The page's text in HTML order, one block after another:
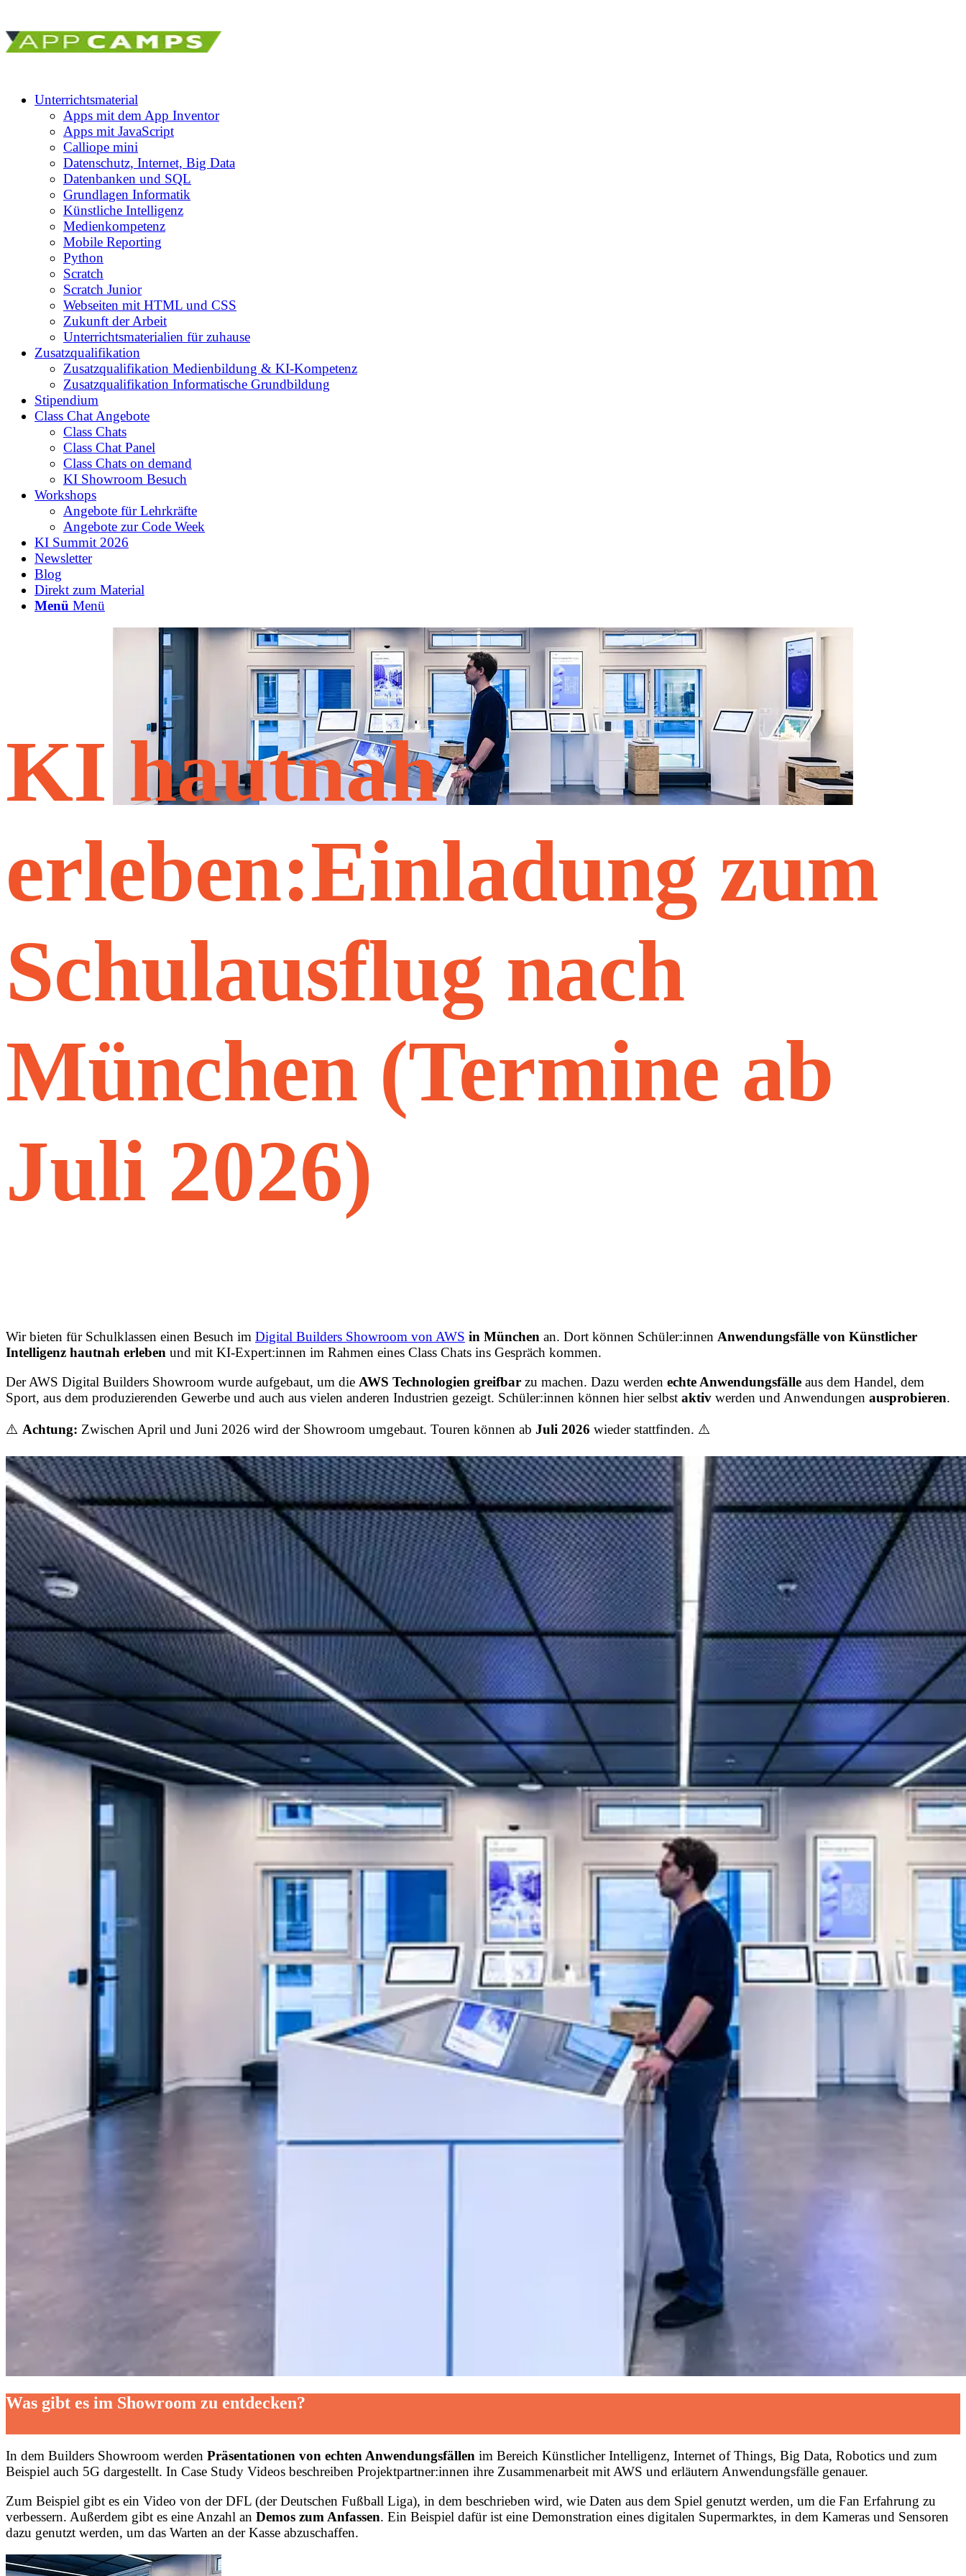
Unterrichtsmaterial
Apps mit dem App Inventor
Apps mit JavaScript
Calliope mini
Datenschutz, Internet, Big Data
Datenbanken und SQL
Grundlagen Informatik
Künstliche Intelligenz
Medienkompetenz
Mobile Reporting
Python
Scratch
Scratch Junior
Webseiten mit HTML und CSS
Zukunft der Arbeit
Unterrichtsmaterialien für zuhause
Zusatzqualifikation
Zusatzqualifikation Medienbildung & KI-Kompetenz
Zusatzqualifikation Informatische Grundbildung
Stipendium
Class Chat Angebote
Class Chats
Class Chat Panel
Class Chats on demand
KI Showroom Besuch
Workshops
Angebote für Lehrkräfte
Angebote zur Code Week
KI Summit 2026
Newsletter
Blog
Direkt zum Material
Menü Menü
KI hautnah
erleben:Einladung zum
Schulausflug nach
München (Termine ab
Juli 2026)
Wir bieten für Schulklassen einen Besuch im Digital Builders Showroom von AWS in München an. Dort können Schüler:innen Anwendungsfälle von Künstlicher
Intelligenz hautnah erleben und mit KI-Expert:innen im Rahmen eines Class Chats ins Gespräch kommen.
Der AWS Digital Builders Showroom wurde aufgebaut, um die AWS Technologien greifbar zu machen. Dazu werden echte Anwendungsfälle aus dem Handel, dem
Sport, aus dem produzierenden Gewerbe und auch aus vielen anderen Industrien gezeigt. Schüler:innen können hier selbst aktiv werden und Anwendungen ausprobieren.
⚠️ Achtung: Zwischen April und Juni 2026 wird der Showroom umgebaut. Touren können ab Juli 2026 wieder stattfinden. ⚠️
Was gibt es im Showroom zu entdecken?
In dem Builders Showroom werden Präsentationen von echten Anwendungsfällen im Bereich Künstlicher Intelligenz, Internet of Things, Big Data, Robotics und zum
Beispiel auch 5G dargestellt. In Case Study Videos beschreiben Projektpartner:innen ihre Zusammenarbeit mit AWS und erläutern Anwendungsfälle genauer.
Zum Beispiel gibt es ein Video von der DFL (der Deutschen Fußball Liga), in dem beschrieben wird, wie Daten aus dem Spiel genutzt werden, um die Fan Erfahrung zu
verbessern. Außerdem gibt es eine Anzahl an Demos zum Anfassen. Ein Beispiel dafür ist eine Demonstration eines digitalen Supermarktes, in dem Kameras und Sensoren
dazu genutzt werden, um das Warten an der Kasse abzuschaffen.